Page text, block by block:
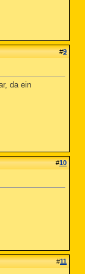
#9
da ein
#10
#11